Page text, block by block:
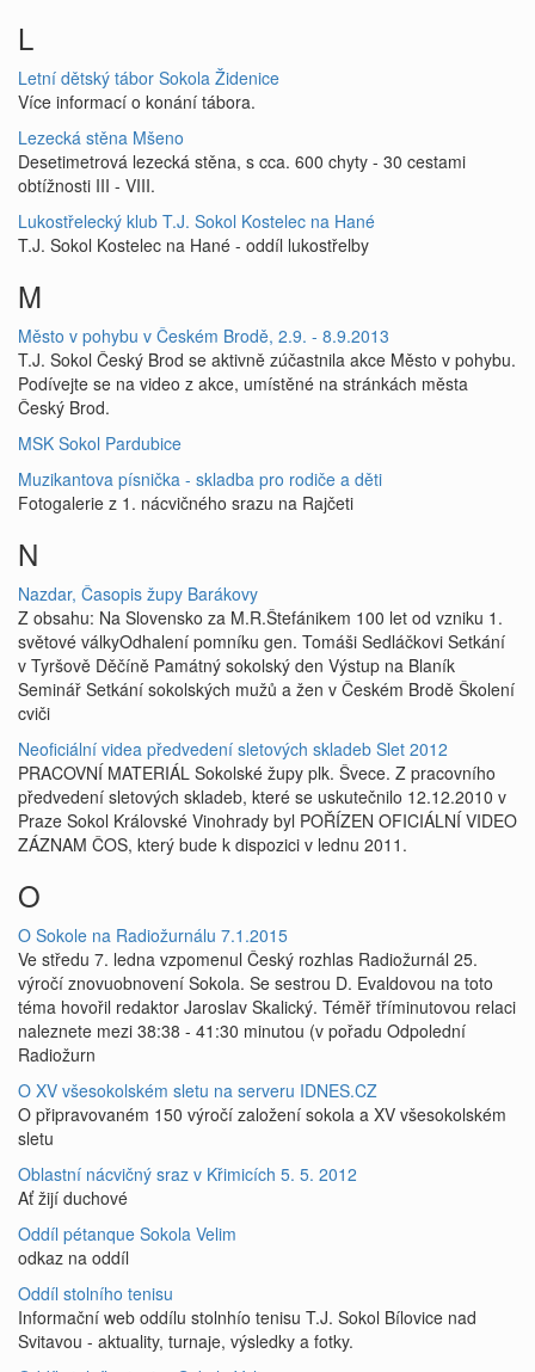
L
Letní dětský tábor Sokola Židenice
Více informací o konání tábora.
Lezecká stěna Mšeno
Desetimetrová lezecká stěna, s cca. 600 chyty - 30 cestami
obtížnosti III - VIII.
Lukostřelecký klub T.J. Sokol Kostelec na Hané
T.J. Sokol Kostelec na Hané - oddíl lukostřelby
M
Město v pohybu v Českém Brodě, 2.9. - 8.9.2013
T.J. Sokol Český Brod se aktivně zúčastnila akce Město v pohybu.
Podívejte se na video z akce, umístěné na stránkách města
Český Brod.
MSK Sokol Pardubice
Muzikantova písnička - skladba pro rodiče a děti
Fotogalerie z 1. nácvičného srazu na Rajčeti
N
Nazdar, Časopis župy Barákovy
Z obsahu: Na Slovensko za M.R.Štefánikem 100 let od vzniku 1.
světové válkyOdhalení pomníku gen. Tomáši Sedláčkovi Setkání
v Tyršově Děčíně Památný sokolský den Výstup na Blaník
Seminář Setkání sokolských mužů a žen v Českém Brodě Školení
cviči
Neoficiální videa předvedení sletových skladeb Slet 2012
PRACOVNÍ MATERIÁL Sokolské župy plk. Švece. Z pracovního
předvedení sletových skladeb, které se uskutečnilo 12.12.2010 v
Praze Sokol Královské Vinohrady byl POŘÍZEN OFICIÁLNÍ VIDEO
ZÁZNAM ČOS, který bude k dispozici v lednu 2011.
O
O Sokole na Radiožurnálu 7.1.2015
Ve středu 7. ledna vzpomenul Český rozhlas Radiožurnál 25.
výročí znovuobnovení Sokola. Se sestrou D. Evaldovou na toto
téma hovořil redaktor Jaroslav Skalický. Téměř tříminutovou relaci
naleznete mezi 38:38 - 41:30 minutou (v pořadu Odpolední
Radiožurn
O XV všesokolském sletu na serveru IDNES.CZ
O připravovaném 150 výročí založení sokola a XV všesokolském
sletu
Oblastní nácvičný sraz v Křimicích 5. 5. 2012
Ať žijí duchové
Oddíl pétanque Sokola Velim
odkaz na oddíl
Oddíl stolního tenisu
Informační web oddílu stolnhío tenisu T.J. Sokol Bílovice nad
Svitavou - aktuality, turnaje, výsledky a fotky.